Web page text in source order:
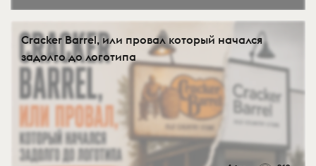
Cracker Barrel, или провал который начался
задолго до логотипа